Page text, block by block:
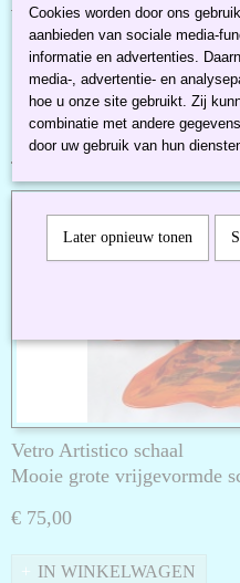
Sorteer op:
« 1
Vetro Artistico schaal
Mooie grote vrijgevormde
€ 75,00
IN WINKELWAGEN
Cookies worden door ons
aanbieden van sociale media-
informatie en advertenties.
media-, advertentie- en
hoe u onze site gebruikt. Zij
combinatie met andere
door uw gebruik van hun
Later opnieuw tonen